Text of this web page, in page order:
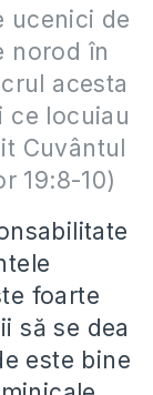
ucenici de
norod în
acesta
ce locuiau
Cuvântul
19:8-10)
foarte
să se dea
este bine